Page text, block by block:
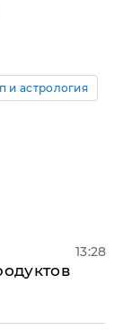
и астрология
13:28